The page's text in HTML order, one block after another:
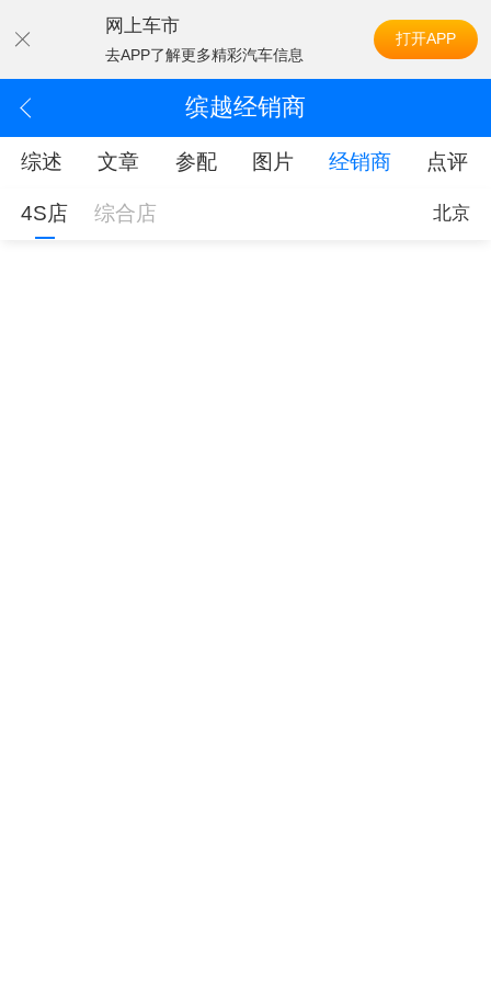
网上车市
去APP了解更多精彩汽车信息
打开APP
缤越经销商
综述 文章 参配 图片 经销商 点评
4S店 综合店 北京